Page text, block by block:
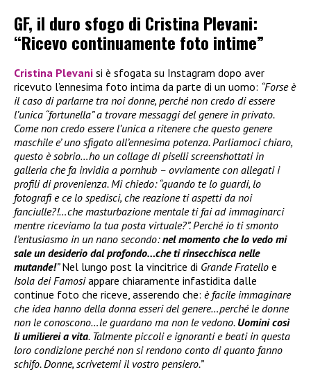
GF, il duro sfogo di Cristina Plevani:
“Ricevo continuamente foto intime”
Cristina Plevani si è sfogata su Instagram dopo aver
ricevuto l’ennesima foto intima da parte di un uomo: “Forse è
il caso di parlarne tra noi donne, perché non credo di essere
l’unica “fortunella” a trovare messaggi del genere in privato.
Come non credo essere l’unica a ritenere che questo genere
maschile e’ uno sfigato all’ennesima potenza. Parliamoci chiaro,
questo è sobrio…ho un collage di piselli screenshottati in
galleria che fa invidia a pornhub – ovviamente con allegati i
profili di provenienza. Mi chiedo: “quando te lo guardi, lo
fotografi e ce lo spedisci, che reazione ti aspetti da noi
fanciulle?!…che masturbazione mentale ti fai ad immaginarci
mentre riceviamo la tua posta virtuale?”. Perché io ti smonto
l’entusiasmo in un nano secondo:nel momento che lo vedo mi
sale un desiderio dal profondo…che ti rinsecchisca nelle
mutande!”Nel lungo post la vincitrice di Grande Fratello e
Isola dei Famosiappare chiaramente infastidita dalle
continue foto che riceve, asserendo che: è facile immaginare
che idea hanno della donna esseri del genere…perché le donne
non le conoscono…le guardano ma non le vedono. Uomini così
li umilierei a vita. Talmente piccoli e ignoranti e beati in questa
loro condizione perché non si rendono conto di quanto fanno
schifo. Donne, scrivetemi il vostro pensiero.”